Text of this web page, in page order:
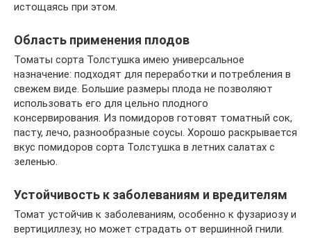
истощаясь при этом.
Область применения плодов
Томаты сорта Толстушка имею универсальное
назначение: подходят для переработки и потребления в
свежем виде. Большие размеры плода не позволяют
использовать его для цельно плодного
консервирования. Из помидоров готовят томатный сок,
пасту, лечо, разнообразные соусы. Хорошо раскрывается
вкус помидоров сорта Толстушка в летних салатах с
зеленью.
Устойчивость к заболеваниям и вредителям
Томат устойчив к заболеваниям, особенно к фузариозу и
вертициллезу, но может страдать от вершинной гнили.